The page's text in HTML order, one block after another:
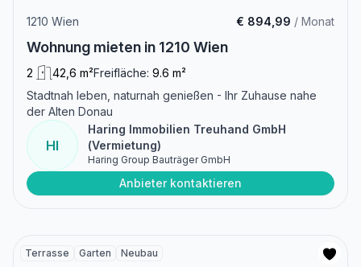
1210 Wien € 894,99 / Monat
Wohnung mieten in 1210 Wien
2 42,6 m²Freifläche: 9.6 m²
Stadtnah leben, naturnah genießen - Ihr Zuhause nahe
der Alten Donau
HI
Haring Immobilien Treuhand GmbH
(Vermietung)
Haring Group Bauträger GmbH
Anbieter kontaktieren
Terrasse Garten Neubau